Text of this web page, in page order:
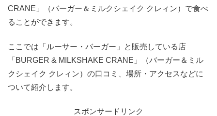
CRANE」（バーガー＆ミルクシェイク クレィン）で食べ
ることができます。
ここでは「ルーサー・バーガー」と販売している店
「BURGER & MILKSHAKE CRANE」（バーガー＆ミル
クシェイク クレィン）の口コミ、場所・アクセスなどに
ついて紹介します。
スポンサードリンク